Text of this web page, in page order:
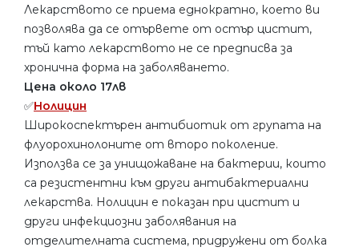
Лекарството се приема еднократно, което ви
позволява да се отървете от остър цистит,
тъй като лекарството не се предписва за
хронична форма на заболяването.
Цена около 17лв
✅Нолицин
Широкоспектърен антибиотик от групата на
флуорохинолоните от второ поколение.
Използва се за унищожаване на бактерии, които
са резистентни към други антибактериални
лекарства. Нолицин е показан при цистит и
други инфекциозни заболявания на
отделителната система, придружени от болка